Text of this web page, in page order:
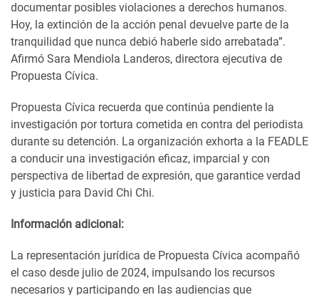
documentar posibles violaciones a derechos humanos.
Hoy, la extinción de la acción penal devuelve parte de la
tranquilidad que nunca debió haberle sido arrebatada”.
Afirmó Sara Mendiola Landeros, directora ejecutiva de
Propuesta Cívica.
Propuesta Cívica recuerda que continúa pendiente la
investigación por tortura cometida en contra del periodista
durante su detención. La organización exhorta a la FEADLE
a conducir una investigación eficaz, imparcial y con
perspectiva de libertad de expresión, que garantice verdad
y justicia para David Chi Chi.
Información adicional:
La representación jurídica de Propuesta Cívica acompañó
el caso desde julio de 2024, impulsando los recursos
necesarios y participando en las audiencias que